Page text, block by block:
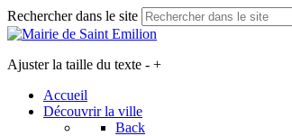
Rechercher dans le site
Ajuster la taille du texte - +
Accueil
Découvrir la ville
Back